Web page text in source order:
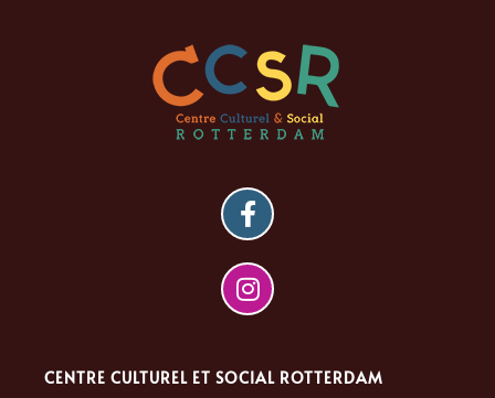
CENTRE CULTUREL ET SOCIAL ROTTERDAM